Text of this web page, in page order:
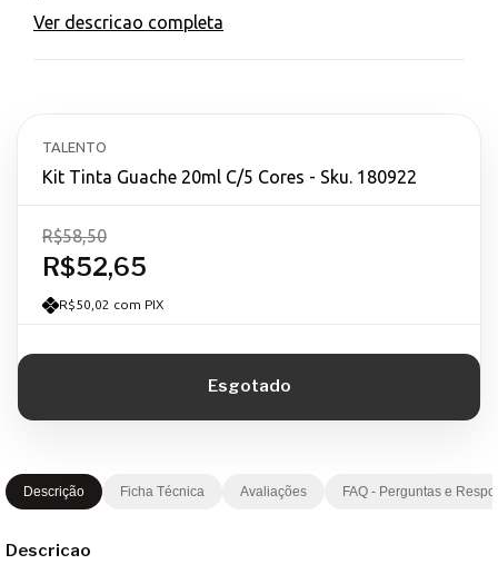
Ver descricao completa
TALENTO
Kit Tinta Guache 20ml C/5 Cores - Sku. 180922
R$52,65
R$58,50
R$50,02 com PIX
Descrição Ficha Técnica Avaliações FAQ - Perguntas e
Descricao